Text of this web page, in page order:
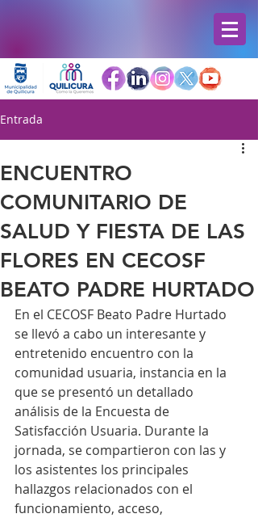
Entrada
ENCUENTRO
COMUNITARIO DE
SALUD Y FIESTA DE LAS
FLORES EN CECOSF
BEATO PADRE HURTADO
En el CECOSF Beato Padre Hurtado
se llevó a cabo un interesante y
entretenido encuentro con la
comunidad usuaria, instancia en la
que se presentó un detallado
análisis de la Encuesta de
Satisfacción Usuaria. Durante la
jornada, se compartieron con las y
los asistentes los principales
hallazgos relacionados con el
funcionamiento, acceso,